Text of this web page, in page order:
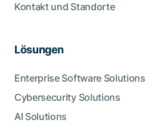
Kontakt und Standorte
Lösungen
Enterprise Software Solutions
Cybersecurity Solutions
AI Solutions